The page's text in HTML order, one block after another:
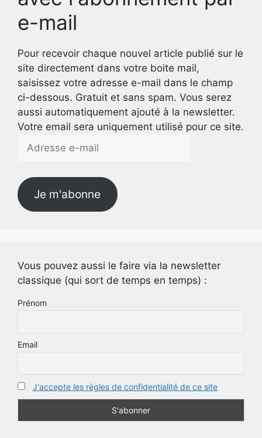
e-mail
Pour recevoir chaque nouvel article publié sur le
site directement dans votre boite mail,
saisissez votre adresse e-mail dans le champ
ci-dessous. Gratuit et sans spam. Vous serez
aussi automatiquement ajouté à la newsletter.
Votre email sera uniquement utilisé pour ce site.
Adresse
Je m'abonne
Vous pouvez aussi le faire via la newsletter
classique (qui sort de temps en temps) :
Prénom
Email
J'accepte les règles de confidentialité de ce site